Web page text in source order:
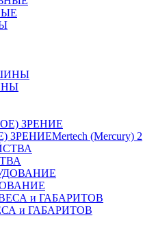
ЗРЕНИЕMertech (Mercury) 2
и ГАБАРИТОВ